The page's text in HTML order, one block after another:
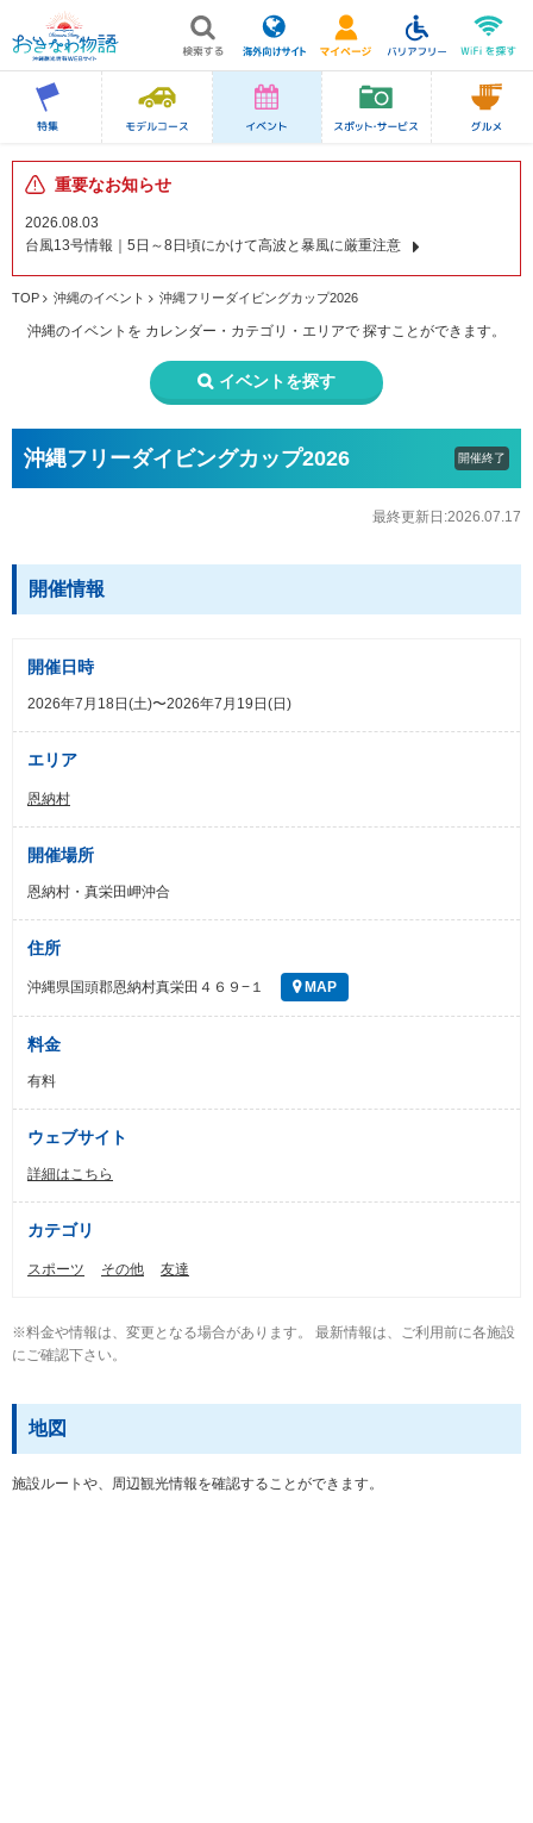
重要なお知らせ
2026.08.03
台風13号情報｜5日～8日頃にかけて高波と暴風に厳重注意
TOP 沖縄のイベント 沖縄フリーダイビングカップ2026
沖縄のイベントを カレンダー・カテゴリ・エリアで 探すことができます。
イベントを探す
沖縄フリーダイビングカップ2026 開催終了
最終更新日:2026.07.17
開催情報
開催日時
2026年7月18日(土)〜2026年7月19日(日)
エリア
恩納村
開催場所
恩納村・真栄田岬沖合
住所
沖縄県国頭郡恩納村真栄田４６９−１ MAP
料金
有料
ウェブサイト
詳細はこちら
カテゴリ
スポーツ その他 友達
※料金や情報は、変更となる場合があります。 最新情報は、ご利用前に各施設
にご確認下さい。
地図
施設ルートや、周辺観光情報を確認することができます。